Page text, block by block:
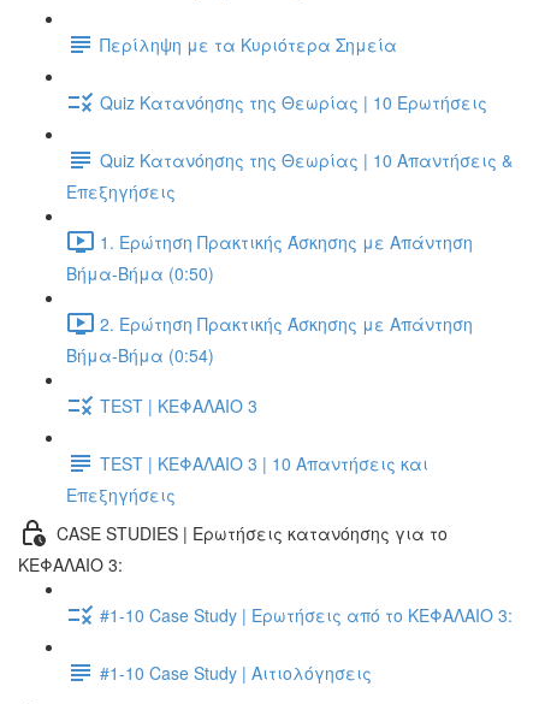
Περίληψη με τα Κυριότερα Σημεία
Quiz Κατανόησης της Θεωρίας | 10 Ερωτήσεις
Quiz Κατανόησης της Θεωρίας | 10 Απαντήσεις &
Επεξηγήσεις
1. Ερώτηση Πρακτικής Άσκησης με Απάντηση
Βήμα-Βήμα (0:50)
2. Ερώτηση Πρακτικής Άσκησης με Απάντηση
Βήμα-Βήμα (0:54)
TEST | ΚΕΦΑΛΑΙΟ 3
TEST | ΚΕΦΑΛΑΙΟ 3 | 10 Απαντήσεις και
Επεξηγήσεις
CASE STUDIES | Ερωτήσεις κατανόησης για το
ΚΕΦΑΛΑΙΟ 3:
#1-10 Case Study | Ερωτήσεις από το ΚΕΦΑΛΑΙΟ 3:
#1-10 Case Study | Αιτιολόγησεις